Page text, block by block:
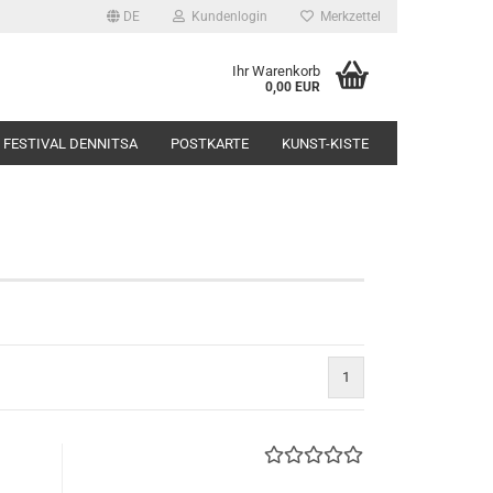
DE Kundenlogin Merkzettel
Ihr Warenkorb
0,00 EUR
FESTIVAL DENNITSA POSTKARTE KUNST-KISTE
1